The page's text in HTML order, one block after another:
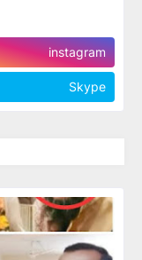
instagram
Skype